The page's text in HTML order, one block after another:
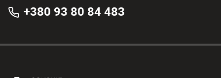
+380 93 80 84 483